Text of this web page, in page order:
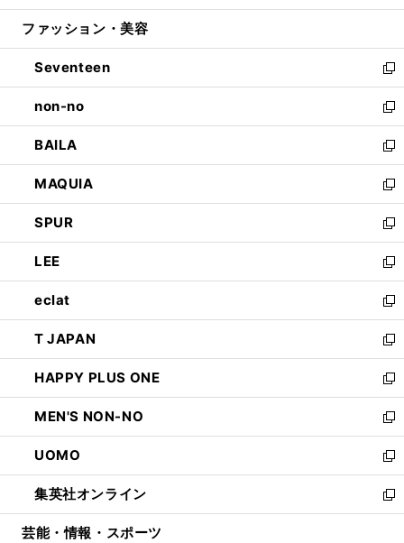
開
ウ
開
く
ン
ウ
で
開
く
ウ
ン
ド
ウ
で
開
く
ファッション・美容
Seventeen
新
し
い
ウ
ィ
ン
ド
ウ
で
開
く
non-no
新
し
い
ウ
ィ
ン
ド
ウ
で
開
く
BAILA
新
し
い
ウ
ィ
ン
ド
ウ
で
開
く
MAQUIA
新
し
い
ウ
ィ
ン
ド
ウ
で
開
く
SPUR
新
し
い
ウ
ィ
ン
ド
ウ
で
開
く
LEE
新
し
い
ウ
ィ
ン
ド
ウ
で
開
く
eclat
新
し
い
ウ
ィ
ン
ド
ウ
で
開
く
T JAPAN
新
し
い
ウ
ィ
ン
ド
ウ
で
開
HAPPY PLUS ONE
新
し
い
ウ
ィ
ン
ド
ウ
MEN'S NON-NO
新
し
い
ウ
ィ
ン
UOMO
新
し
い
ウ
集英社オンライン
新
し
芸能・情報・スポーツ